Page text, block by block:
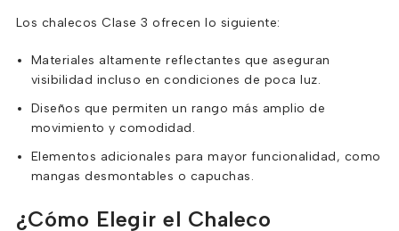
Los chalecos Clase 3 ofrecen lo siguiente:
Materiales altamente reflectantes que aseguran
visibilidad incluso en condiciones de poca luz.
Diseños que permiten un rango más amplio de
movimiento y comodidad.
Elementos adicionales para mayor funcionalidad, como
mangas desmontables o capuchas.
¿Cómo Elegir el Chaleco